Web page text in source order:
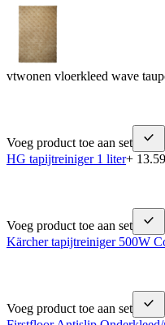
vtwonen vloerkleed wave
Voeg product toe aan set
HG tapijtreiniger 1 liter+ 13.59
Voeg product toe aan set
Kärcher tapijtreiniger 500W
Voeg product toe aan set